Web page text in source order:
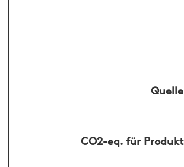
Quelle
CO2-eq. für Produkt